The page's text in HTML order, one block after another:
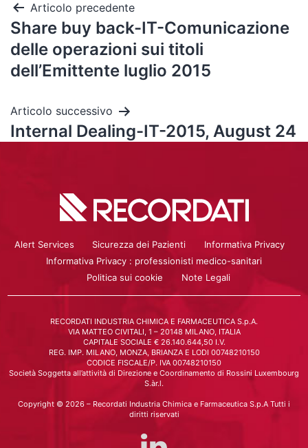
Articolo precedente
Share buy back-IT-Comunicazione
delle operazioni sui titoli
dell’Emittente luglio 2015
Articolo successivo
Internal Dealing-IT-2015, August 24
Alert Services Sicurezza dei Pazienti
Informativa Privacy
Informativa Privacy : professionisti medico-sanitari
Politica sui cookie
Note Legali
RECORDATI INDUSTRIA CHIMICA E FARMACEUTICA S.p.A.
VIA MATTEO CIVITALI, 1 – 20148 MILANO, ITALIA
CAPITALE SOCIALE € 26.140.644,50 I.V.
REG. IMP. MILANO, MONZA, BRIANZA E LODI 00748210150
CODICE FISCALE/P. IVA 00748210150
Società Soggetta all’attività di Direzione e Coordinamento di Rossini Luxembourg
S.àr.l.
Copyright © 2026 – Recordati Industria Chimica e Farmaceutica S.p.A Tutti i
diritti riservati